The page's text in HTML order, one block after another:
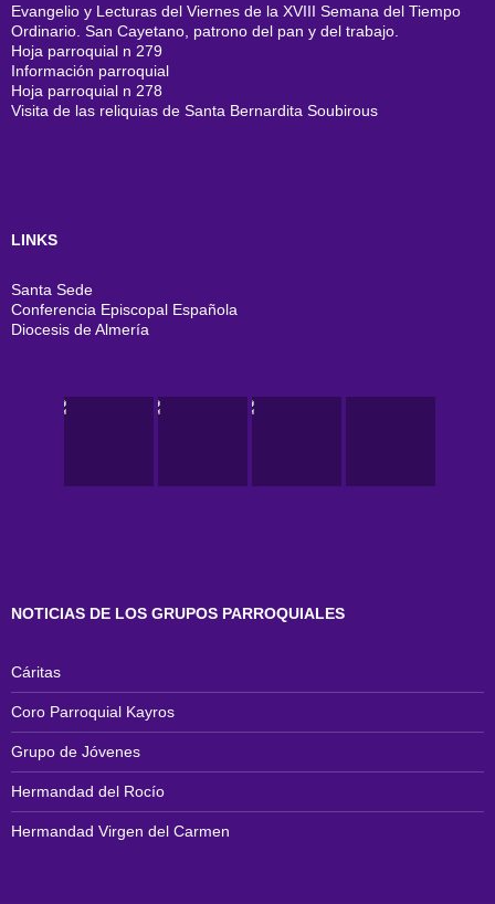
Evangelio y Lecturas del Viernes de la XVIII Semana del Tiempo
Ordinario. San Cayetano, patrono del pan y del trabajo.
Hoja parroquial n 279
Información parroquial
Hoja parroquial n 278
Visita de las reliquias de Santa Bernardita Soubirous
LINKS
Santa Sede
Conferencia Episcopal Española
Diocesis de Almería
NOTICIAS DE LOS GRUPOS PARROQUIALES
Cáritas
Coro Parroquial Kayros
Grupo de Jóvenes
Hermandad del Rocío
Hermandad Virgen del Carmen